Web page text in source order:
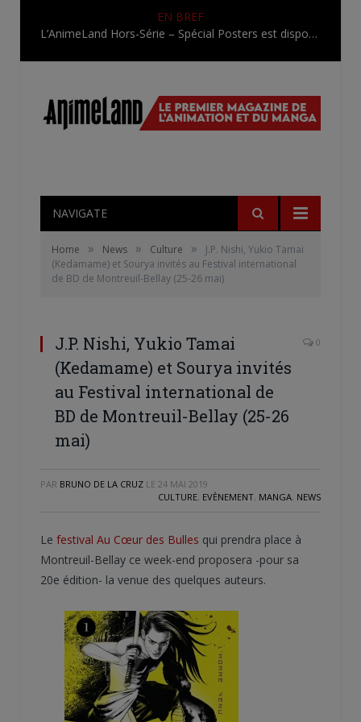
EN BREF
L’AnimeLand Hors-Série – Spécial Posters est disponible !
NAVIGATE
Home » News » Culture »
J.P. Nishi, Yukio Tamai
(Kedamame) et Sourya invités au Festival international
de BD de Montreuil-Bellay (25-26 mai)
J.P. Nishi, Yukio Tamai
(Kedamame) et Sourya invités
au Festival international de
BD de Montreuil-Bellay (25-26
mai)
0
PAR BRUNO DE LA CRUZ LE 24 MAI 2019
CULTURE, EVÈNEMENT, MANGA, NEWS
Le festival Au Cœur des Bulles qui prendra place à
Montreuil-Bellay ce week-end proposera -pour sa
20e édition- la venue des quelques auteurs.